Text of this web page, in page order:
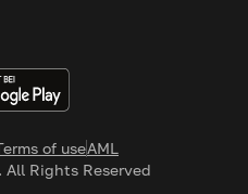
of useAML
Rights Reserved